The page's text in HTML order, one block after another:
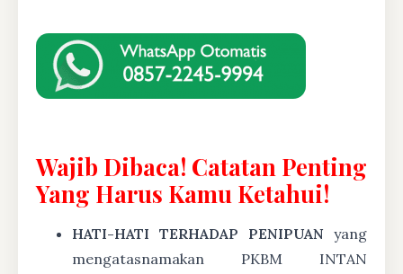
Wajib Dibaca! Catatan Penting
Yang Harus Kamu Ketahui!
HATI-HATI TERHADAP PENIPUAN yang
mengatasnamakan PKBM INTAN